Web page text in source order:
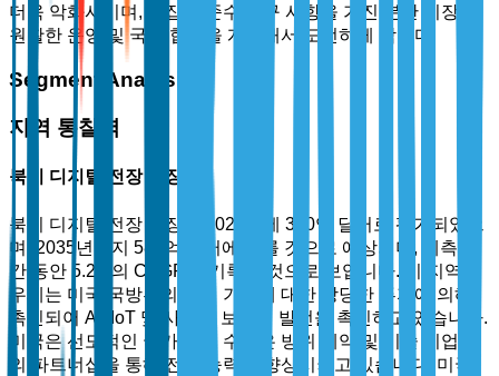
더욱 악화시키며, 복잡한 준수 요구 사항을 가진 분산 시장은
원활한 운영 및 국제 협력을 계속해서 도전하게 합니다.
Segment Analysis
지역 통찰력
북미 디지털 전장 시장
북미 디지털 전장 시장은 2025년에 350억 달러로 평가되었으
며, 2035년까지 580억 달러에 이를 것으로 예상되며, 예측 기
간 동안 5.2%의 CAGR을 기록할 것으로 보입니다. 이 지역의
우세는 미국 국방부의 방위 기술에 대한 상당한 투자에 의해
촉진되어 AI, IoT 및 사이버 보안의 발전을 촉진하고 있습니다.
미국은 선도적인 국가로서, 수많은 방위 계약 및 기술 기업과
의 파트너십을 통해 전장 능력을 향상시키고 있습니다. 미국